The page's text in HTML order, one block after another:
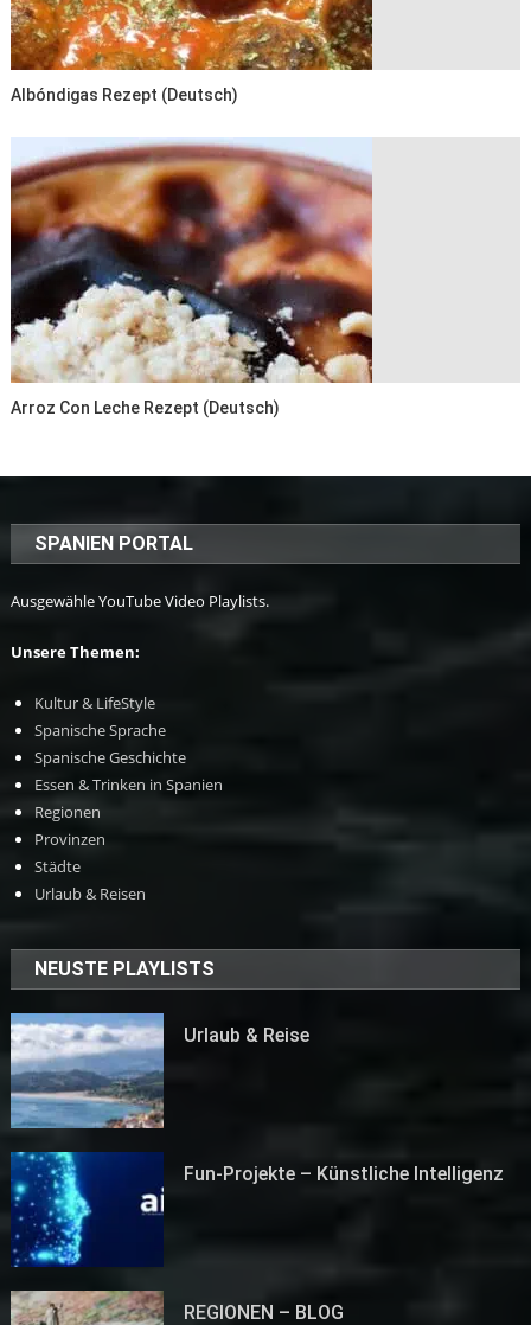
Albóndigas Rezept (deutsch)
Arroz Con Leche Rezept (deutsch)
SPANIEN PORTAL
Ausgewähle YouTube Video Playlists.
Unsere Themen:
Kultur & LifeStyle
Spanische Sprache
Spanische Geschichte
Essen & Trinken in Spanien
Regionen
Provinzen
Städte
Urlaub & Reisen
NEUSTE PLAYLISTS
Urlaub & Reise
Fun-Projekte – Künstliche Intelligenz
REGIONEN – BLOG